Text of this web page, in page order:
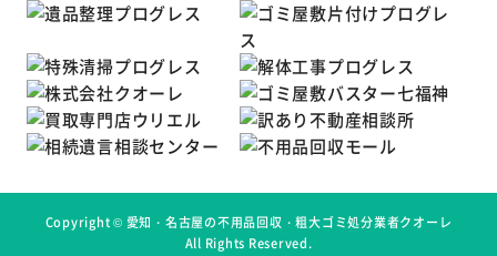
Copyright © 愛知・名古屋の不用品回収・粗大ゴミ処分業者クオーレ
All Rights Reserved.